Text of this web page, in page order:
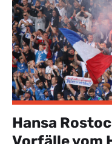
Hansa